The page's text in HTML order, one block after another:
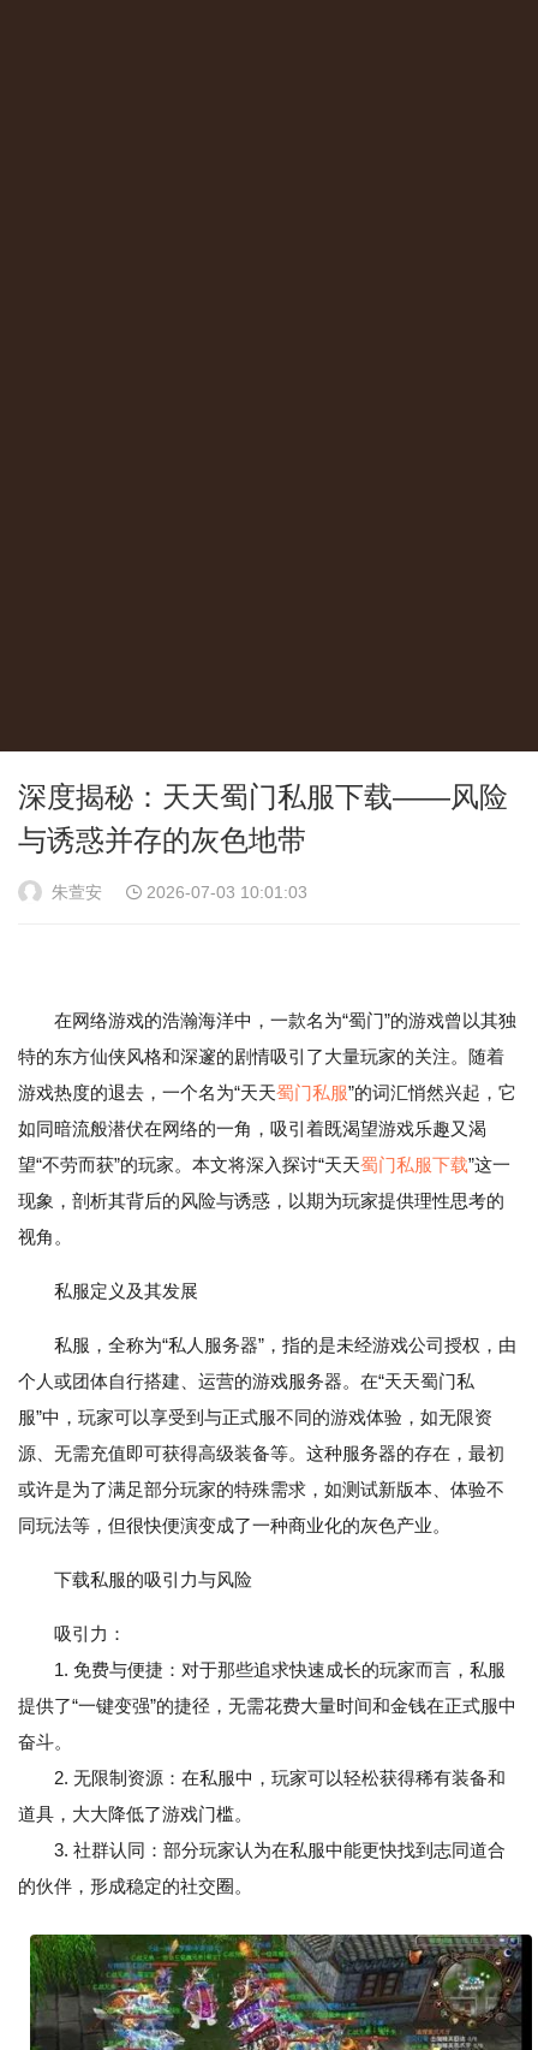
深度揭秘：天天蜀门私服下载——风险
与诱惑并存的灰色地带
朱萱安 2026-07-03 10:01:03
在网络游戏的浩瀚海洋中，一款名为“蜀门”的游戏曾以其独
特的东方仙侠风格和深邃的剧情吸引了大量玩家的关注。随着
游戏热度的退去，一个名为“天天蜀门私服”的词汇悄然兴起，它
如同暗流般潜伏在网络的一角，吸引着既渴望游戏乐趣又渴
望“不劳而获”的玩家。本文将深入探讨“天天蜀门私服下载”这一
现象，剖析其背后的风险与诱惑，以期为玩家提供理性思考的
视角。
私服定义及其发展
私服，全称为“私人服务器”，指的是未经游戏公司授权，由
个人或团体自行搭建、运营的游戏服务器。在“天天蜀门私
服”中，玩家可以享受到与正式服不同的游戏体验，如无限资
源、无需充值即可获得高级装备等。这种服务器的存在，最初
或许是为了满足部分玩家的特殊需求，如测试新版本、体验不
同玩法等，但很快便演变成了一种商业化的灰色产业。
下载私服的吸引力与风险
吸引力：
1. 免费与便捷：对于那些追求快速成长的玩家而言，私服
提供了“一键变强”的捷径，无需花费大量时间和金钱在正式服中
奋斗。
2. 无限制资源：在私服中，玩家可以轻松获得稀有装备和
道具，大大降低了游戏门槛。
3. 社群认同：部分玩家认为在私服中能更快找到志同道合
的伙伴，形成稳定的社交圈。